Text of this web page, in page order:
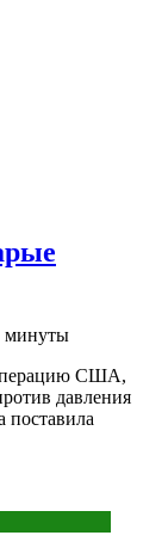
минуты
США,
давления
поставила